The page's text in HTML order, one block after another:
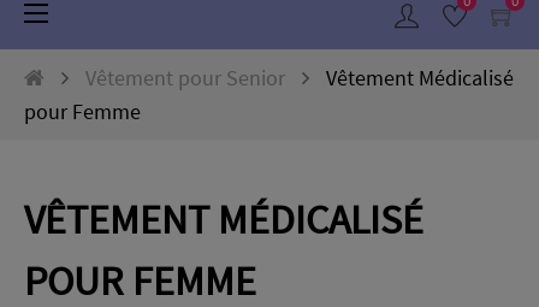
Basculer
navigation
☰
Vêtement pour Senior
Vêtement Médicalisé
pour Femme
VÊTEMENT MÉDICALISÉ
POUR FEMME